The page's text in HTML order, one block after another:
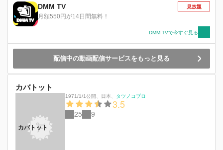
ンコメディを演じるというギャップをご堪能いた
だけます。
間と認めあい、友情の証として“米粉パン”が 生ま
れた。そんな彼等の前に現れた黒い人影、そして
たなライバルはもはや国民食とも言える醤油ラー
メンのハーベスター、その名も“ショウ” 新入生の
ラブ米の世界。 果たして食卓の平和はどうな
る！？
DMM TV
月額550円が14日間無料！
見放題
DMM TVで今すぐ見る
配信中の動画配信サービスをもっと見る
カバトット
カバトット
1971/1/1公開 日本 タツノコプロ
3.5
25 9